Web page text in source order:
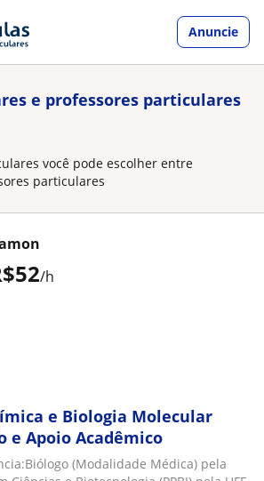
Anuncie
e professores particulares
você pode escolher entre
particulares
/h
e Biologia Molecular
e Apoio Acadêmico
(Modalidade Médica) pela